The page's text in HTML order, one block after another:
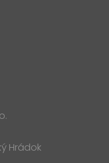
Hrádok